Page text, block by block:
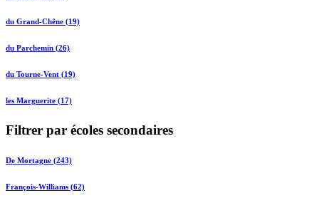
du Grand-Chêne (19)
du Parchemin (26)
du Tourne-Vent (19)
les Marguerite (17)
Filtrer par écoles secondaires
De Mortagne (243)
François-Williams (62)